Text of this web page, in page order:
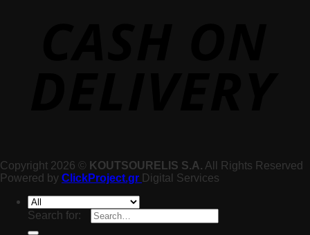
Copyright 2026 © KOUTSOURELIS S.A. All Rights Reserved
Powered by ClickProject.gr Digital Services
Search for: